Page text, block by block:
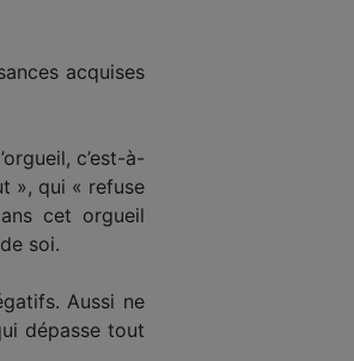
acquises
c’est-à-
», qui « refuse
cet orgueil
soi.
Aussi ne
dépasse tout